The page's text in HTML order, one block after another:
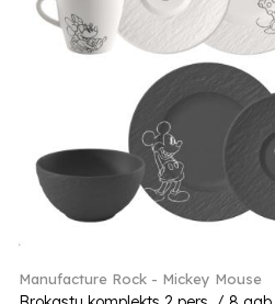
Manufacture Rock - Mickey Mouse